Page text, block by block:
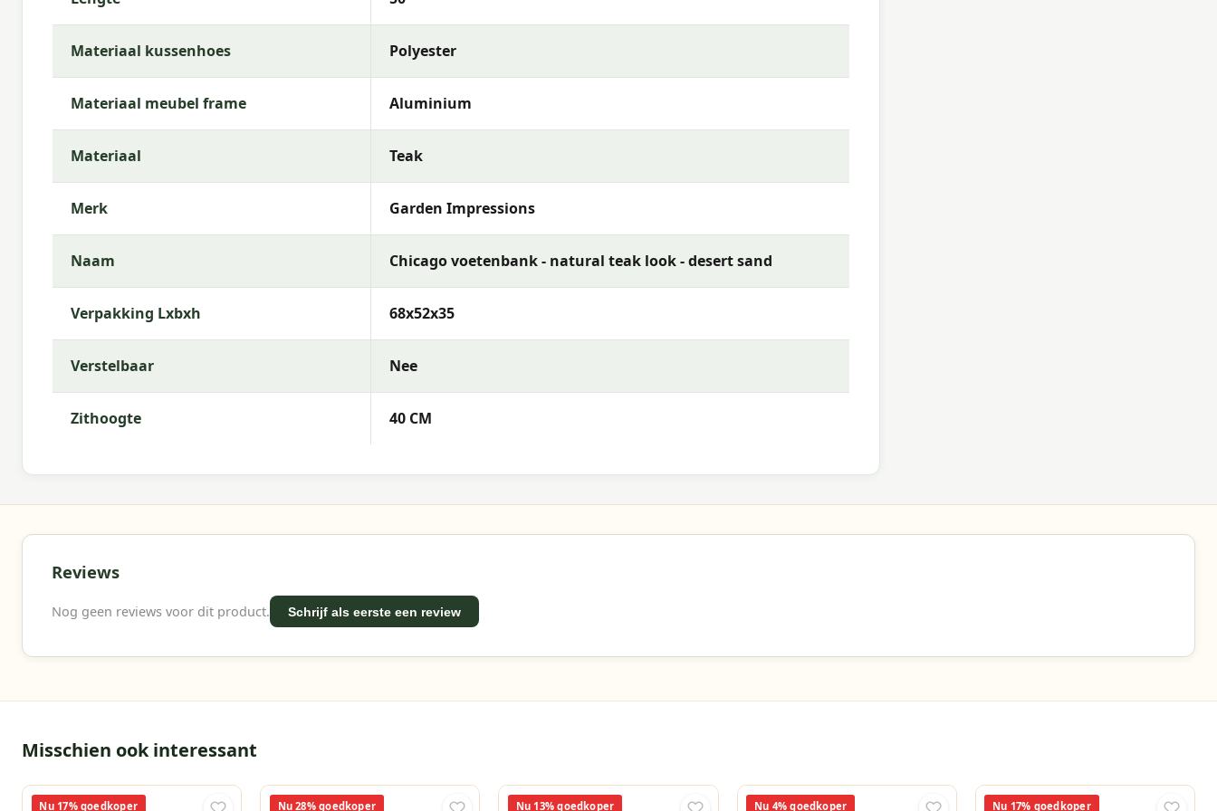
Waarom Garden Impressions?
Met Garden Impressions kies je voor sterke materialen, praktische ontwerpen en een uitstekende prijs-
Materiaal kussenhoes Polyester
Materiaal meubel frame Aluminium
Materiaal Teak
Merk Garden Impressions
Naam Chicago voetenbank - natural teak look - desert sand
Verpakking Lxbxh 68x52x35
Verstelbaar Nee
Zithoogte 40 CM
Reviews
Nog geen reviews voor dit product. Schrijf als eerste een review
Misschien ook interessant
Nu 17% goedkoper Nu 28% goedkoper Nu 13% goedkoper Nu 4% goedkoper Nu 17% goedkoper